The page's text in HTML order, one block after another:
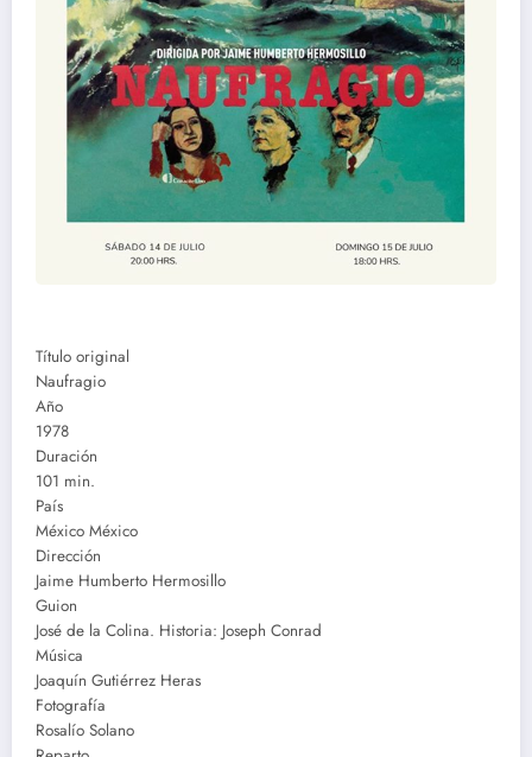
Título original
Naufragio
Año
1978
Duración
101 min.
País
México México
Dirección
Jaime Humberto Hermosillo
Guion
José de la Colina. Historia: Joseph Conrad
Música
Joaquín Gutiérrez Heras
Fotografía
Rosalío Solano